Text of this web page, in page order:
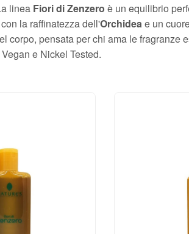
linea Fiori di Zenzero è un equilibrio
la raffinatezza dell'Orchideae un
corpo, pensata per chi ama le fragranze
e Nickel Tested.